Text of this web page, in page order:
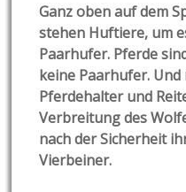
Ganz oben auf dem
stehen Huftiere, um
Paarhufer. Pferde
keine Paarhufer. Und
Pferdehalter und
Verbreitung des
nach der Sicherheit
Vierbeiner.